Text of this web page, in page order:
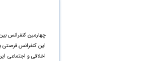
چهارمین کنفرانس
این کنفرانس فرصتی